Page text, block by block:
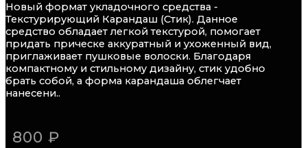
Новый формат укладочного средства -
Текстурирующий Карандаш (Стик). Данное
средство обладает легкой текстурой, помогает
придать прическе аккуратный и ухоженный вид,
приглаживает пушковые волоски. Благодаря
компактному и стильному дизайну, стик удобно
брать собой, а форма карандаша облегчает
нанесени..
800 ₽